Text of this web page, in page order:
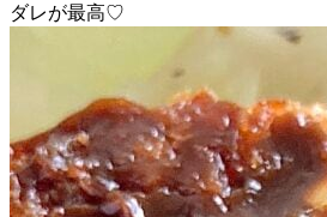
ダレが最高♡